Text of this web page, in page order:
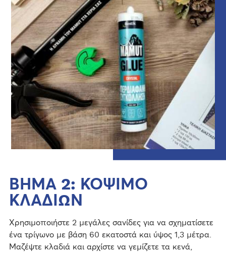
ΒΗΜΑ 2: ΚΟΨΙΜΟ
ΚΛΑΔΙΩΝ
Χρησιμοποιήστε 2 μεγάλες σανίδες για να σχηματίσετε
ένα τρίγωνο με βάση 60 εκατοστά και ύψος 1,3 μέτρα.
Μαζέψτε κλαδιά και αρχίστε να γεμίζετε τα κενά,